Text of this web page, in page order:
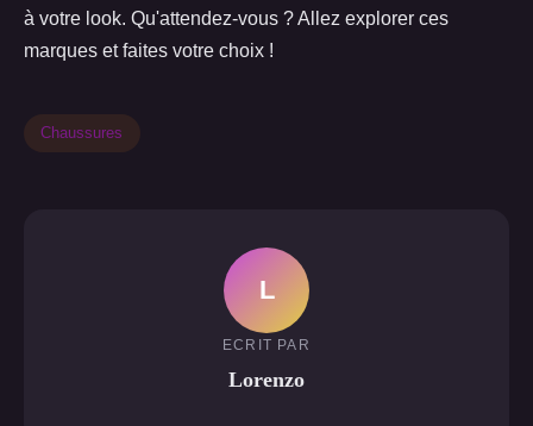
à votre look. Qu'attendez-vous ? Allez explorer ces
marques et faites votre choix !
Chaussures
L
ECRIT PAR
Lorenzo